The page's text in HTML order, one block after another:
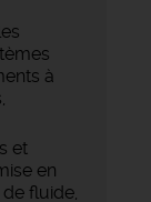
à
et
en
fluide,